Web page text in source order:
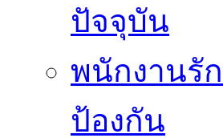
ปัจจุบัน
พนักงานรั
ป้องกัน